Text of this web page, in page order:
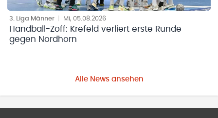
3. Liga Männer Mi, 05.08.2026
Handball-Zoff: Krefeld verliert erste Runde
gegen Nordhorn
Alle News ansehen